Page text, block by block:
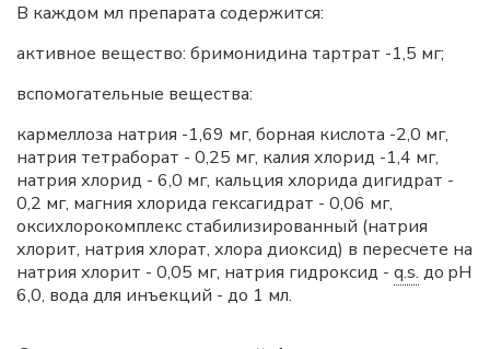
В каждом мл препарата содержится:
активное вещество: бримонидина тартрат -1,5 мг;
вспомогательные вещества:
кармеллоза натрия -1,69 мг, борная кислота -2,0 мг,
натрия тетраборат - 0,25 мг, калия хлорид -1,4 мг,
натрия хлорид - 6,0 мг, кальция хлорида дигидрат -
0,2 мг, магния хлорида гексагидрат - 0,06 мг,
оксихлорокомплекс стабилизированный (натрия
хлорит, натрия хлорат, хлора диоксид) в пересчете на
натрия хлорит - 0,05 мг, натрия гидроксид - q.s. до pH
6,0, вода для инъекций - до 1 мл.